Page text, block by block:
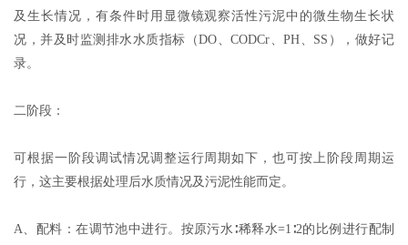
及生长情况，有条件时用显微镜观察活性污泥中的微生物生长状
况，并及时监测排水水质指标（DO、CODCr、PH、SS），做好记
录。
二阶段：
可根据一阶段调试情况调整运行周期如下，也可按上阶段周期运
行，这主要根据处理后水质情况及污泥性能而定。
A、配料：在调节池中进行。按原污水∶稀释水=1∶2的比例进行配制